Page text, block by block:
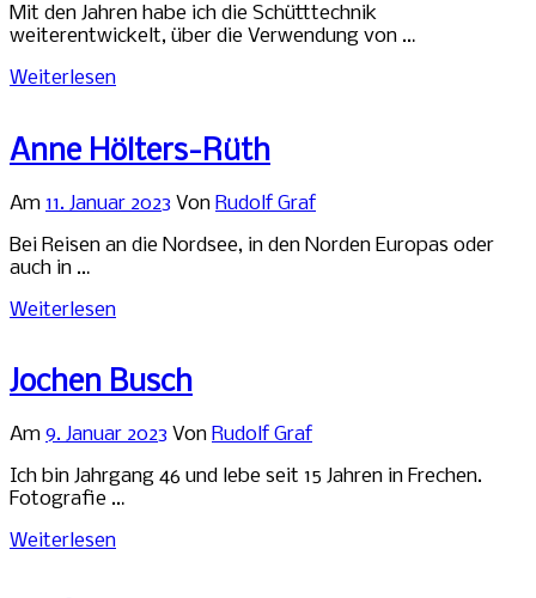
Mit den Jahren habe ich die Schütttechnik
weiterentwickelt, über die Verwendung von …
Weiterlesen
Anne Hölters-Rüth
Am 11. Januar 2023 Von Rudolf Graf
Bei Reisen an die Nordsee, in den Norden Europas oder
auch in …
Weiterlesen
Jochen Busch
Am 9. Januar 2023 Von Rudolf Graf
Ich bin Jahrgang 46 und lebe seit 15 Jahren in Frechen.
Fotografie …
Weiterlesen